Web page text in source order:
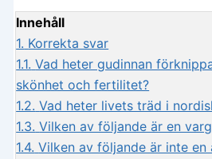
Innehåll
1. Korrekta svar
1.1. Vad heter gudinnan
skönhet och fertilitet?
1.2. Vad heter livets träd i
1.3. Vilken av följande är en
1.4. Vilken av följande är inte en